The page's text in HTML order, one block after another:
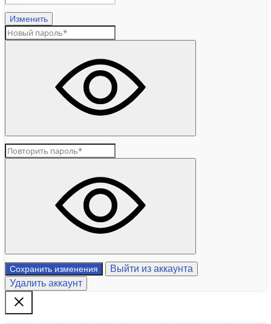
Изменить
Сохранить изменения
Выйти из аккаунта
Удалить аккаунт